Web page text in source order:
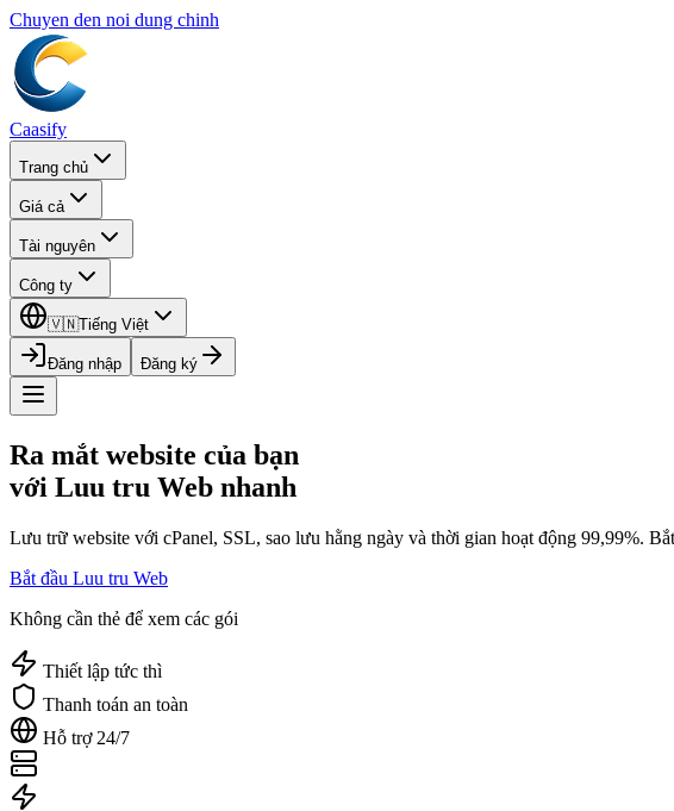
Chuyen den noi dung chinh
Caasify
Trang chủ
Giá cả
Tài nguyên
Công ty
🇻🇳Tiếng Việt
Đăng nhập Đăng ký
Ra mắt website của bạn
với Luu tru Web nhanh
Lưu trữ website với cPanel, SSL, sao lưu hằng ngày và thời gian hoạt động 99,99%.
Bắt đầu Luu tru Web
Không cần thẻ để xem các gói
Thiết lập tức thì
Thanh toán an toàn
Hỗ trợ 24/7